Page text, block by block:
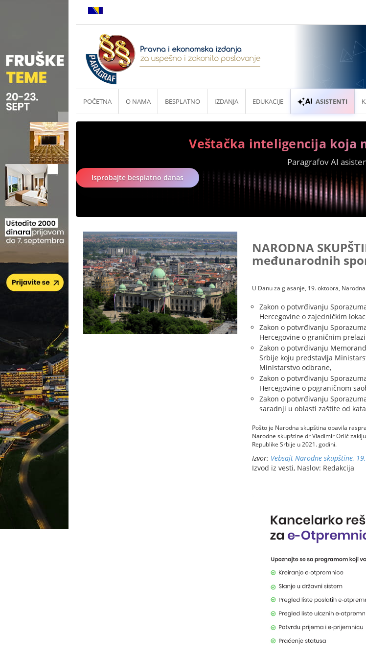
POČETNA O NAMA BESPLATNO IZDANJA EDUKACIJE ASISTENTI
Veštačka inteligencija koja
Paragrafov AI
Isprobajte besplatno danas
NARODNA
međunarodnih
U Danu za glasanje, 19. oktobra,
Zakon o potvrđivanju
Hercegovine o zajedničkim
Zakon o potvrđivanju
Hercegovine o graničnim
Zakon o potvrđivanju
Srbije koju predstavlja
Ministarstvo odbrane,
Zakon o potvrđivanju
Hercegovine o pograničnom
Zakon o potvrđivanju
saradnji u oblasti zaštite od
Pošto je Narodna skupština obavila
Narodne skupštine dr Vladimir Orlić
Republike Srbije u 2021. godini.
Izvor: Vebsajt Narodne skupštine,
Izvod iz vesti, Naslov: Redakcija